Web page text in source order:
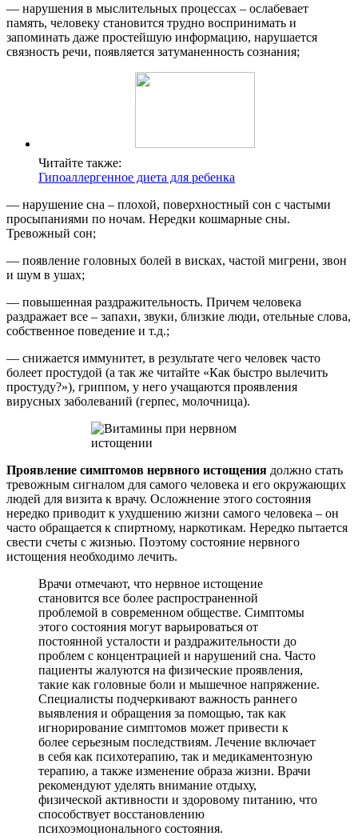
— нарушения в мыслительных процессах – ослабевает
память, человеку становится трудно воспринимать и
запоминать даже простейшую информацию, нарушается
связность речи, появляется затуманенность сознания;
Читайте также:
Гипоаллергенное диета для ребенка
— нарушение сна – плохой, поверхностный сон с частыми
просыпаниями по ночам. Нередки кошмарные сны.
Тревожный сон;
— появление головных болей в висках, частой мигрени, звон
и шум в ушах;
— повышенная раздражительность. Причем человека
раздражает все – запахи, звуки, близкие люди, отельные слова,
собственное поведение и т.д.;
— снижается иммунитет, в результате чего человек часто
болеет простудой (а так же читайте «Как быстро вылечить
простуду?»), гриппом, у него учащаются проявления
вирусных заболеваний (герпес, молочница).
Проявление симптомов нервного истощения должно стать
тревожным сигналом для самого человека и его окружающих
людей для визита к врачу. Осложнение этого состояния
нередко приводит к ухудшению жизни самого человека – он
часто обращается к спиртному, наркотикам. Нередко пытается
свести счеты с жизнью. Поэтому состояние нервного
истощения необходимо лечить.
Врачи отмечают, что нервное истощение
становится все более распространенной
проблемой в современном обществе. Симптомы
этого состояния могут варьироваться от
постоянной усталости и раздражительности до
проблем с концентрацией и нарушений сна. Часто
пациенты жалуются на физические проявления,
такие как головные боли и мышечное напряжение.
Специалисты подчеркивают важность раннего
выявления и обращения за помощью, так как
игнорирование симптомов может привести к
более серьезным последствиям. Лечение включает
в себя как психотерапию, так и медикаментозную
терапию, а также изменение образа жизни. Врачи
рекомендуют уделять внимание отдыху,
физической активности и здоровому питанию, что
способствует восстановлению
психоэмоционального состояния.